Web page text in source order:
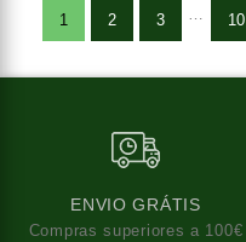
1 2 3 … 10
ENVIO GRÁTIS
Compras superiores a 100€